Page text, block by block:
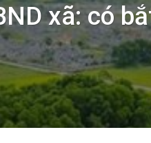
xã: có